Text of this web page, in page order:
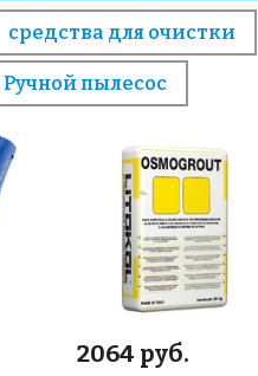
средства для очистки
Ручной пылесос
2064 руб.